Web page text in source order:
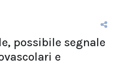
possibile segnale
e